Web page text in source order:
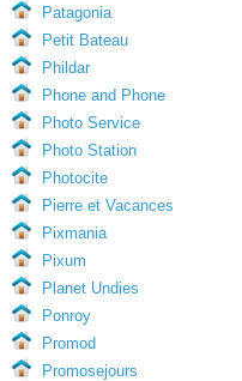
Patagonia
Petit Bateau
Phildar
Phone and Phone
Photo Service
Photo Station
Photocite
Pierre et Vacances
Pixmania
Pixum
Planet Undies
Ponroy
Promod
Promosejours